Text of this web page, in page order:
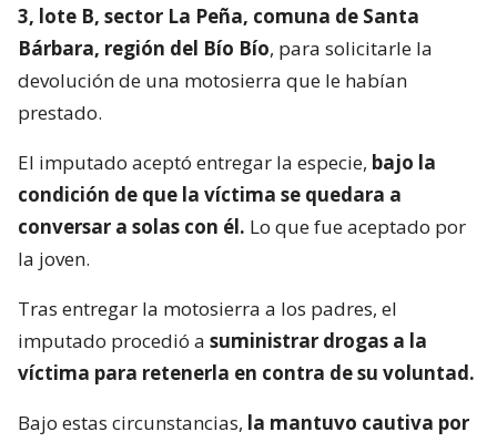
3, lote B, sector La Peña, comuna de Santa
Bárbara, región del Bío Bío, para solicitarle la
devolución de una motosierra que le habían
prestado.
El imputado aceptó entregar la especie, bajo la
condición de que la víctima se quedara a
conversar a solas con él. Lo que fue aceptado por
la joven.
Tras entregar la motosierra a los padres, el
imputado procedió a suministrar drogas a la
víctima para retenerla en contra de su voluntad.
Bajo estas circunstancias, la mantuvo cautiva por